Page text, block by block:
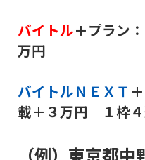
バイトル＋プラン
万円
バイトルＮＥＸＴ
載＋３万円 １枠
（例）東京都中